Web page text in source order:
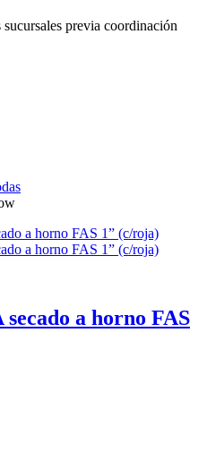
sucursales previa coordinación
a horno FAS